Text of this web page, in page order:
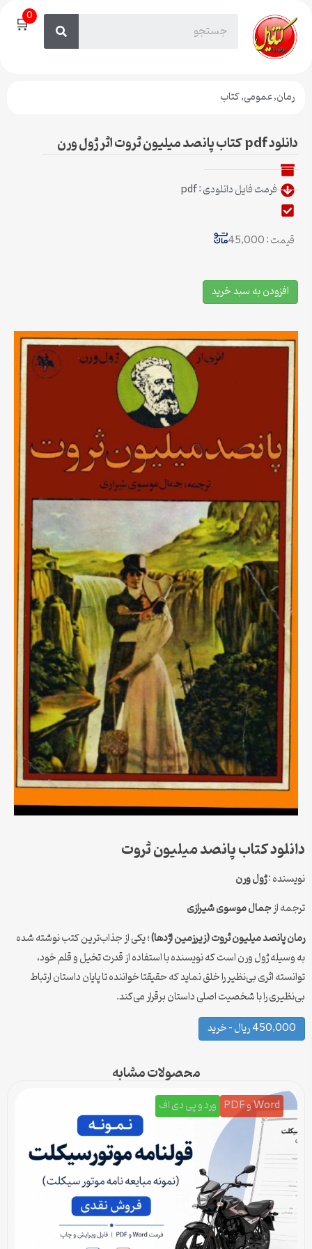
🛒0
رمان,عمومی,کتاب
دانلود pdf کتاب پانصد میلیون ثروت اثر ژول ورن
فرمت فایل دانلودی : pdf
قیمت : 45,000
افزودن به سبد خرید
دانلود کتاب پانصد میلیون ثروت
نویسنده :ژول ورن
ترجمه ازجمال موسوی شیرازی
رمان پانصد میلیون ثروت (زیرزمین اژدها)؛ یکی از جذاب‌ترین کتب نوشته شده
به وسیله ژول ورن است که نویسنده با استفاده از قدرت تخیل و قلم خود،
توانسته اثری بی‌نظیر را خلق نماید که حقیقتا خواننده تا پایان داستان ارتباط
بی‌نظیری را با شخصیت اصلی داستان برقرار می‌کند.
450,000 ریال – خرید
محصولات مشابه
Word و PDF ورد و پی دی اف